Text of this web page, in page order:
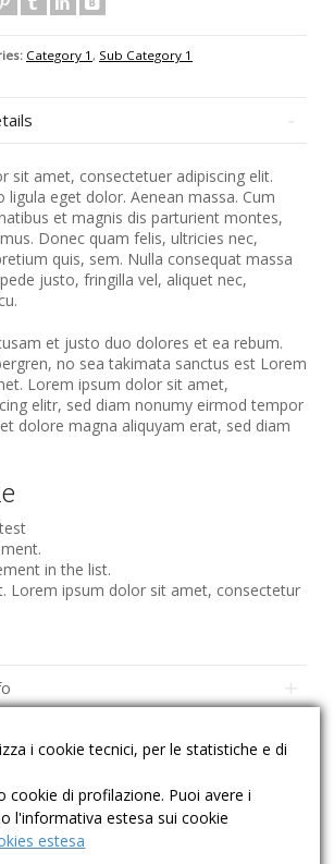
Category 1 , Sub Category 1
sit amet, consectetuer adipiscing elit.
ligula eget dolor. Aenean massa. Cum
et magnis dis parturient montes,
Donec quam felis, ultricies nec,
quis, sem. Nulla consequat massa
justo, fringilla vel, aliquet nec,
et justo duo dolores et ea rebum.
no sea takimata sanctus est Lorem
Lorem ipsum dolor sit amet,
elitr, sed diam nonumy eirmod tempor
dolore magna aliquyam erat, sed diam
in the list.
Lorem ipsum dolor sit amet, consectetur
i cookie tecnici, per le statistiche e di
cookie di profilazione. Puoi avere i
l'informativa estesa sui cookie
estesa